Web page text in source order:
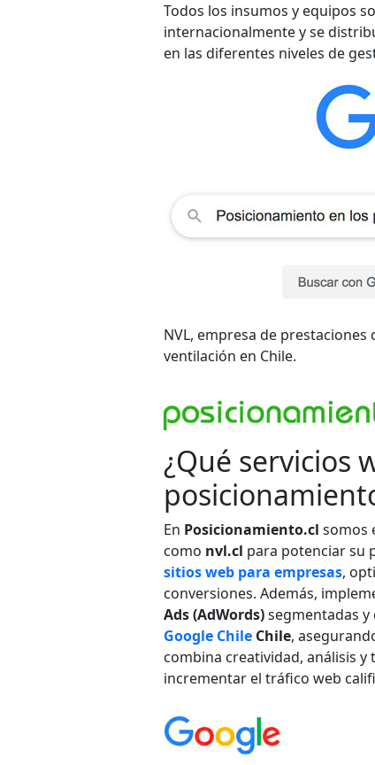
Todos los insumos y equipos
internacionalmente y se
en las diferentes niveles de
NVL, empresa de
ventilación en Chile.
¿Qué servicios
En Posicionamiento.cl somos
como nvl.cl para potenciar su
sitios web para empresas,
conversiones. Además,
Ads (AdWords)segmentadas
Google Chile Chile,
combina creatividad, análisis
incrementar el tráfico web